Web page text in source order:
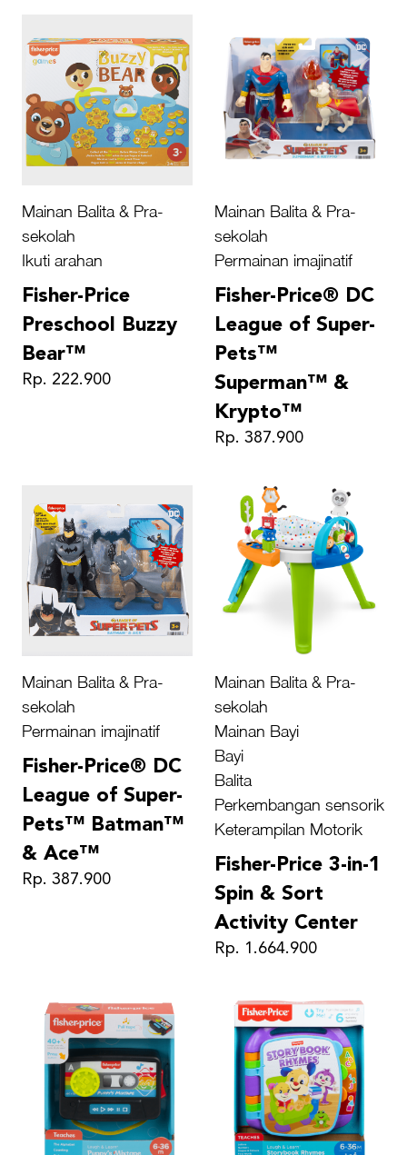
Mainan Balita & Pra-
sekolah
Ikuti arahan
Fisher-Price
Preschool Buzzy
Bear™
Rp. 222.900
Mainan Balita & Pra-
sekolah
Permainan imajinatif
Fisher-Price® DC
League of Super-
Pets™
Superman™ &
Krypto™
Rp. 387.900
Mainan Balita & Pra-
sekolah
Permainan imajinatif
Fisher-Price® DC
League of Super-
Pets™ Batman™
& Ace™
Rp. 387.900
Mainan Balita & Pra-
sekolah
Mainan Bayi
Bayi
Balita
Perkembangan sensorik
Keterampilan Motorik
Fisher-Price 3-in-1
Spin & Sort
Activity Center
Rp. 1.664.900